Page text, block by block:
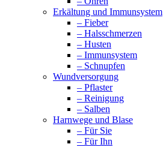
Erkältung und Immunsystem
– Fieber
– Halsschmerzen
– Husten
– Immunsystem
– Schnupfen
Wundversorgung
– Pflaster
– Reinigung
– Salben
Harnwege und Blase
– Für Sie
– Für Ihn